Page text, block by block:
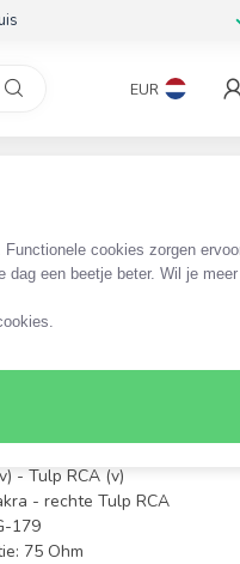
cookies zorgen
dag een beetje beter. Wil je meer
EUR
Z (v) - Tulp
kabel -
- Tulp RCA (v)
- rechte Tulp RCA
179
75 Ohm